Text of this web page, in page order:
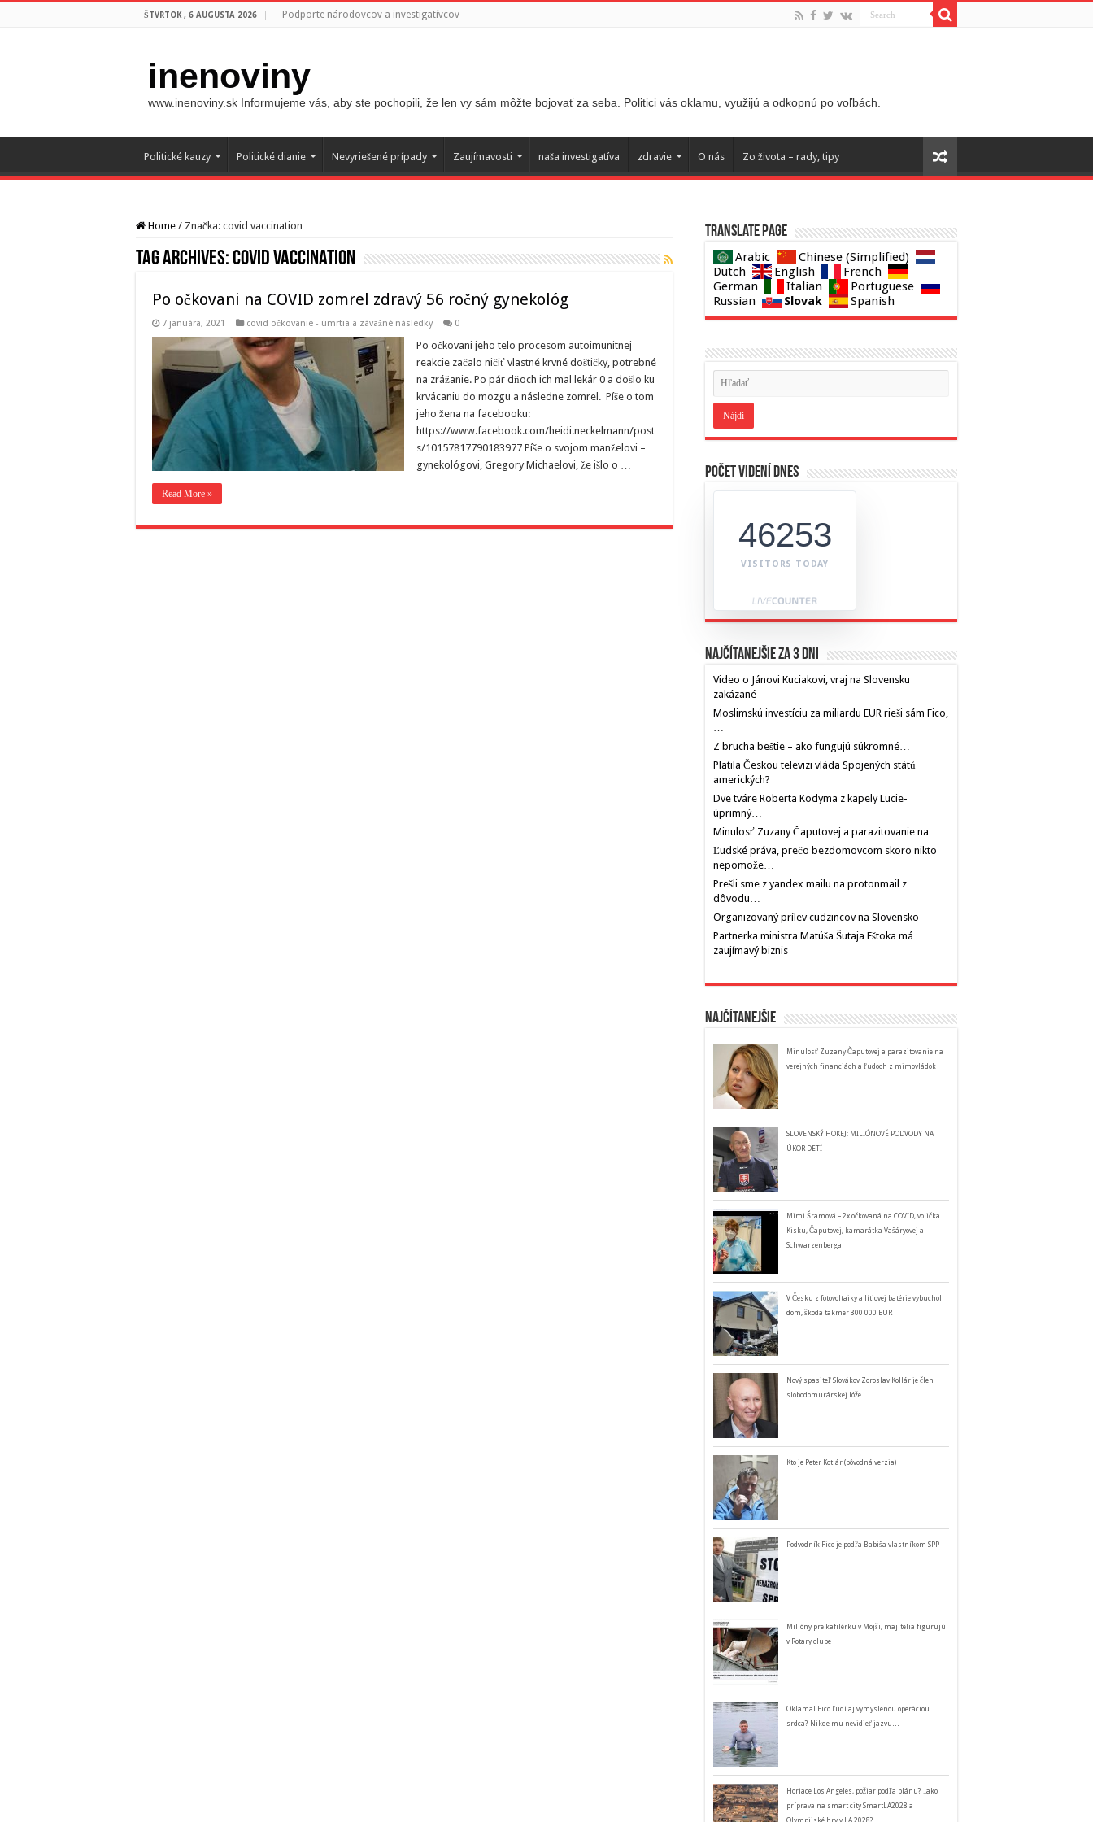
ŠTVRTOK , 6 AUGUSTA 2026 Podporte národovcov a investigatívcov
inenoviny
www.inenoviny.sk Informujeme vás, aby ste pochopili, že len vy sám môžte bojovať za seba. Politici vás oklamu, využijú a odkopnú po voľbách.
Politické kauzy Politické dianie Nevyriešené prípady Zaujímavosti naša investigatíva zdravie O nás Zo života – rady, tipy
Home / Značka: covid vaccination
Tag Archives:covid vaccination
Po očkovani na COVID zomrel zdravý 56 ročný gynekológ
7 januára, 2021 covid očkovanie - úmrtia a závažné následky 0
Po očkovani jeho telo procesom autoimunitnej
reakcie začalo ničiť vlastné krvné doštičky, potrebné
na zrážanie. Po pár dňoch ich mal lekár 0 a došlo ku
krvácaniu do mozgu a následne zomrel. Píše o tom
jeho žena na facebooku:
https://www.facebook.com/heidi.neckelmann/post
s/10157817790183977 Píše o svojom manželovi –
gynekológovi, Gregory Michaelovi, že išlo o …
Read More »
Translate page
Arabic
Chinese (Simplified)
Dutch
English
French
German
Italian
Portuguese
Russian
Slovak Spanish
Počet videní dnes
46253
VISITORS TODAY
Najčítanejšie za 3 dni
Video o Jánovi Kuciakovi, vraj na Slovensku
zakázané
Moslimskú investíciu za miliardu EUR rieši sám Fico,
…
Z brucha beštie – ako fungujú súkromné…
Platila Českou televizi vláda Spojených států
amerických?
Dve tváre Roberta Kodyma z kapely Lucie-
úprimný…
Minulosť Zuzany Čaputovej a parazitovanie na…
Ľudské práva, prečo bezdomovcom skoro nikto
nepomože…
Prešli sme z yandex mailu na protonmail z
dôvodu…
Organizovaný prílev cudzincov na Slovensko
Partnerka ministra Matúša Šutaja Eštoka má
zaujímavý biznis
Najčítanejšie
Minulosť Zuzany Čaputovej a parazitovanie na
verejných financiách a ľudoch z mimovládok
SLOVENSKÝ HOKEJ: MILIÓNOVÉ PODVODY NA
ÚKOR DETÍ
Mimi Šramová – 2x očkovaná na COVID, volička
Kisku, Čaputovej, kamarátka Vašáryovej a
Schwarzenberga
V Česku z fotovoltaiky a lítiovej batérie vybuchol
dom, škoda takmer 300 000 EUR
Nový spasiteľ Slovákov Zoroslav Kollár je člen
slobodomurárskej lóže
Kto je Peter Kotlár (pôvodná verzia)
Podvodník Fico je podľa Babiša vlastníkom SPP
Milióny pre kafilérku v Mojši, majitelia figurujú
v Rotary clube
Oklamal Fico ľudí aj vymyslenou operáciou
srdca? Nikde mu nevidieť jazvu…
Horiace Los Angeles, požiar podľa plánu? ..ako
príprava na smart city SmartLA2028 a